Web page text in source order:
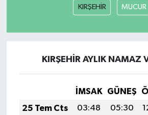
KIRŞEHİR MUCUR
KIRŞEHİR AYLIK NAMAZ
İMSAK GÜNEŞ
25 Tem Cts
03:48 05:30